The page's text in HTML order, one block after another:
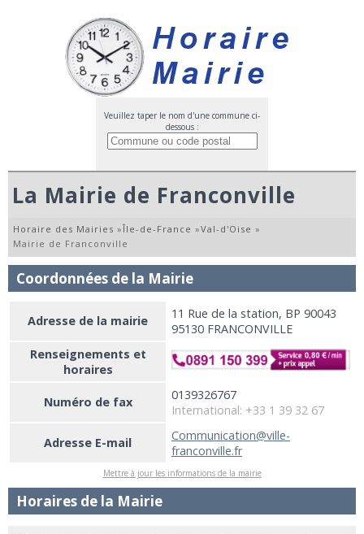
Veuillez taper le nom d'une commune ci-
dessous :
La Mairie de Franconville
Horaire des Mairies »Île-de-France »Val-d'Oise »
Mairie de Franconville
Coordonnées de la Mairie
Adresse de la mairie
11 Rue de la station, BP 90043
95130 FRANCONVILLE
Renseignements et
horaires
Numéro de fax
0139326767
International: +33 1 39 32 67
Adresse E-mail
Communication@ville-
franconville.fr
Mettre à jour les informations de la mairie
Horaires de la Mairie